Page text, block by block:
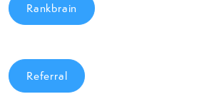
Rankbrain
Referral